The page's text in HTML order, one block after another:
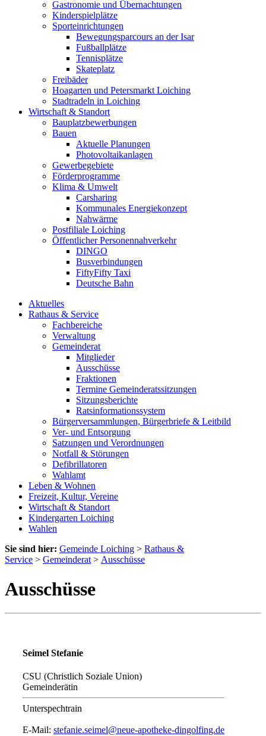
Gastronomie und Übernachtungen
Kinderspielplätze
Sporteinrichtungen
Bewegungsparcours an der Isar
Fußballplätze
Tennisplätze
Skateplatz
Freibäder
Hoagarten und Petersmarkt Loiching
Stadtradeln in Loiching
Wirtschaft & Standort
Bauplatzbewerbungen
Bauen
Aktuelle Planungen
Photovoltaikanlagen
Gewerbegebiete
Förderprogramme
Klima & Umwelt
Carsharing
Kommunales Energiekonzept
Nahwärme
Postfiliale Loiching
Öffentlicher Personennahverkehr
DINGO
Busverbindungen
FiftyFifty Taxi
Deutsche Bahn
Aktuelles
Rathaus & Service
Fachbereiche
Verwaltung
Gemeinderat
Mitglieder
Ausschüsse
Fraktionen
Termine Gemeinderatssitzungen
Sitzungsberichte
Ratsinformationssystem
Bürgerversammlungen, Bürgerbriefe & Leitbild
Ver- und Entsorgung
Satzungen und Verordnungen
Notfall & Störungen
Defibrillatoren
Wahlamt
Leben & Wohnen
Freizeit, Kultur, Vereine
Wirtschaft & Standort
Kindergarten Loiching
Wahlen
Sie sind hier: Gemeinde Loiching > Rathaus &
Service > Gemeinderat > Ausschüsse
Ausschüsse
Seimel Stefanie
CSU (Christlich Soziale Union)
Gemeinderätin
Unterspechtrain
E-Mail: stefanie.seimel@neue-apotheke-dingolfing.de